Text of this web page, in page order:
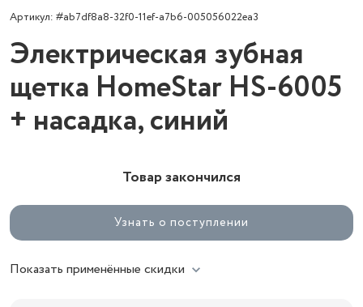
Артикул: #ab7df8a8-32f0-11ef-a7b6-005056022ea3
Электрическая зубная
щетка HomeStar HS-6005
+ насадка, синий
Товар закончился
Узнать о поступлении
Показать применённые скидки